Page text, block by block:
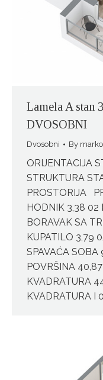
Lamela A stan
DVOSOBNI
Dvosobni By
ORIJENTACIJA
STRUKTURA
PROSTORIJA
HODNIK 3,38 02
BORAVAK SA
KUPATILO 3,79
SPAVAĆA SOBA
POVRŠINA
KVADRATURA
KVADRATURA I